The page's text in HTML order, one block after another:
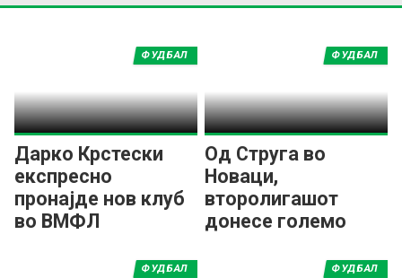
Дарко Крстески
експресно
пронајде нов клуб
во ВМФЛ
ФУДБАЛ
Од Струга во
Новаци,
второлигашот
донесе големо
средниот ред!
ФУДБАЛ
ФУДБАЛ ФУДБАЛ